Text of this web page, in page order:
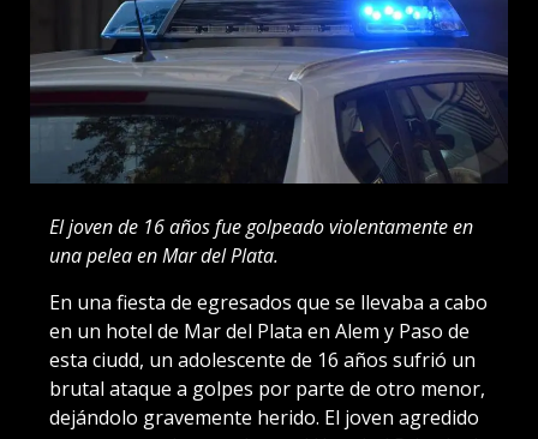
El joven de 16 años fue golpeado violentamente en
una pelea en Mar del Plata.
En una fiesta de egresados que se llevaba a cabo
en un hotel de Mar del Plata en Alem y Paso de
esta ciudd, un adolescente de 16 años sufrió un
brutal ataque a golpes por parte de otro menor,
dejándolo gravemente herido. El joven agredido